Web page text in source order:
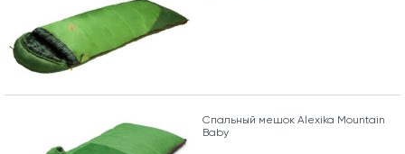
Спальный мешок Alexika Mountain
Baby